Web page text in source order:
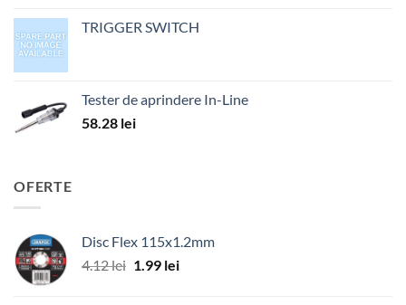
TRIGGER SWITCH
Tester de aprindere In-Line
58.28 lei
OFERTE
Disc Flex 115x1.2mm
4.12lei Prețul
1.99 leiPrețul